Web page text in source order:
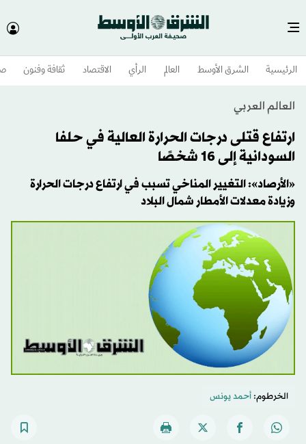
الرئيسية الشرق الأوسط​ العالم الرأي الاقتصاد ثقافة وفنون
العالم العربي
ارتفاع قتلى درجات الحرارة العالية في حلفا
السودانية إلى 16 شخصًا
«الأرصاد»: التغيير المناخي تسبب في ارتفاع درجات الحرارة
وزيادة معدلات الأمطار شمال البلاد
الخرطوم:أحمد يونس